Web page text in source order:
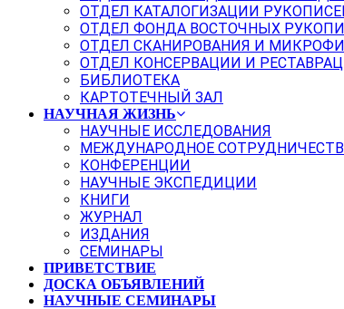
ОТДЕЛ КАТАЛОГИЗАЦИИ
ОТДЕЛ ФОНДА ВОСТОЧНЫХ
ОТДЕЛ СКАНИРОВАНИЯ И
ОТДЕЛ КОНСЕРВАЦИИ И
БИБЛИОТЕКА
КАРТОТЕЧНЫЙ ЗАЛ
НАУЧНАЯ ЖИЗНЬ
НАУЧНЫЕ ИССЛЕДОВАНИЯ
МЕЖДУНАРОДНОЕ
КОНФЕРЕНЦИИ
НАУЧНЫЕ ЭКСПЕДИЦИИ
КНИГИ
ЖУРНАЛ
ИЗДАНИЯ
СЕМИНАРЫ
ПРИВЕТСТВИЕ
ДОСКА ОБЪЯВЛЕНИЙ
НАУЧНЫЕ СЕМИНАРЫ